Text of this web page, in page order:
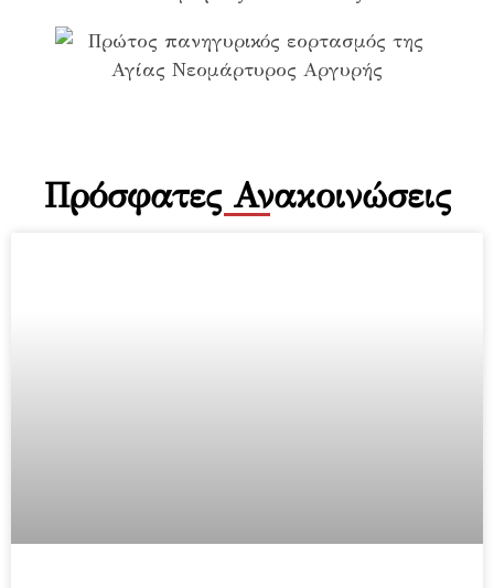
Πρόσφατες Ανακοινώσεις